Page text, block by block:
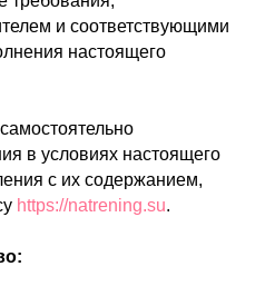
и соответствующими
настоящего
в условиях настоящего
с их содержанием,
https://natrening.su.